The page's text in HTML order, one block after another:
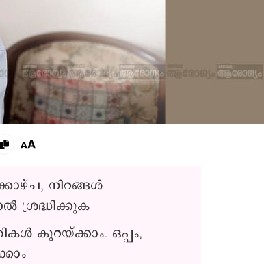
നിറങ്ങൾ
ശ്രദ്ധിക്കുക
കുറയ്ക്കാം. ഒപ്പം,